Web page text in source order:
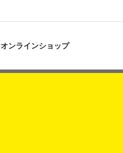
オンラインショップ